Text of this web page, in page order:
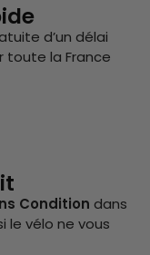
d’un délai
toute la France
Condition dans
le vélo ne vous